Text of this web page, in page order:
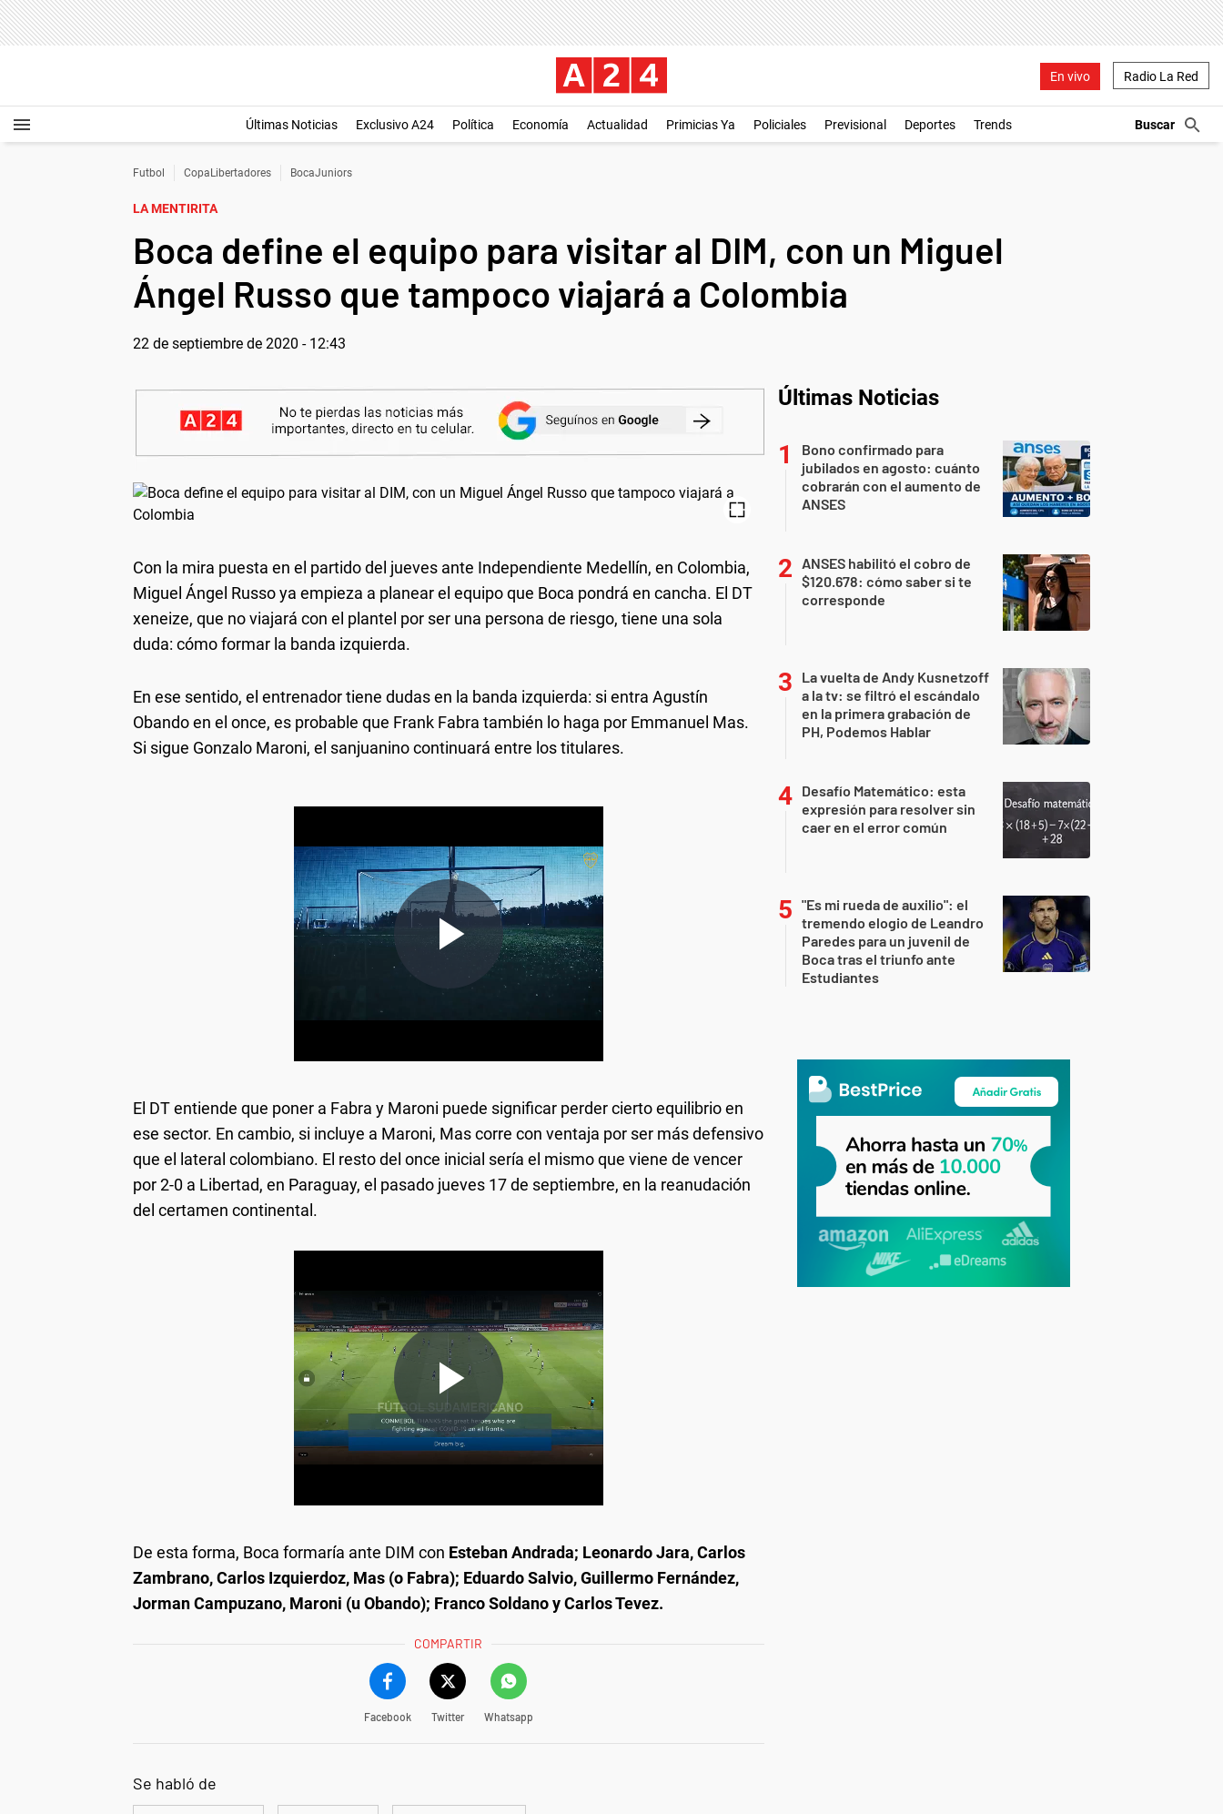
En vivo Radio La Red
Últimas Noticias Exclusivo A24 Política Economía Actualidad Primicias Ya Policiales Previsional Deportes Trends
Futbol CopaLibertadores BocaJuniors
LA MENTIRITA
Boca define el equipo para visitar al DIM, con un Miguel
Ángel Russo que tampoco viajará a Colombia
22 de septiembre de 2020 - 12:43
Con la mira puesta en el partido del jueves ante Independiente Medellín, en Colombia,
Miguel Ángel Russo ya empieza a planear el equipo que Boca pondrá en cancha. El DT
xeneize, que no viajará con el plantel por ser una persona de riesgo, tiene una sola
duda: cómo formar la banda izquierda.
En ese sentido, el entrenador tiene dudas en la banda izquierda: si entra Agustín
Obando en el once, es probable que Frank Fabra también lo haga por Emmanuel Mas.
Si sigue Gonzalo Maroni, el sanjuanino continuará entre los titulares.
El DT entiende que poner a Fabra y Maroni puede significar perder cierto equilibrio en
ese sector. En cambio, si incluye a Maroni, Mas corre con ventaja por ser más defensivo
que el lateral colombiano. El resto del once inicial sería el mismo que viene de vencer
por 2-0 a Libertad, en Paraguay, el pasado jueves 17 de septiembre, en la reanudación
del certamen continental.
De esta forma, Boca formaría ante DIM con Esteban Andrada; Leonardo Jara, Carlos
Zambrano, Carlos Izquierdoz, Mas (o Fabra); Eduardo Salvio, Guillermo Fernández,
Jorman Campuzano, Maroni (u Obando); Franco Soldano y Carlos Tevez.
COMPARTIR
Facebook Twitter Whatsapp
Se habló de
Últimas Noticias
Bono confirmado para
jubilados en agosto: cuánto
cobrarán con el aumento de
ANSES
ANSES habilitó el cobro de
$120.678: cómo saber si te
corresponde
La vuelta de Andy Kusnetzoff
a la tv: se filtró el escándalo
en la primera grabación de
PH, Podemos Hablar
Desafío Matemático: esta
expresión para resolver sin
caer en el error común
"Es mi rueda de auxilio": el
tremendo elogio de Leandro
Paredes para un juvenil de
Boca tras el triunfo ante
Estudiantes